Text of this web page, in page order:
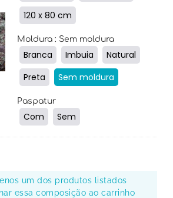
120 x 80 cm
Moldura : Sem moldura
Branca Imbuia
Natural
Preta
Sem moldura
Paspatur
Com Sem
um dos produtos listados
essa composição ao carrinho